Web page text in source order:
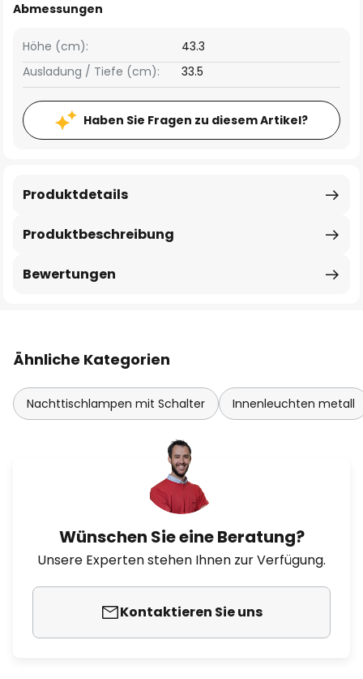
Abmessungen
Höhe (cm):
43.3
Ausladung / Tiefe (cm):
33.5
Haben Sie Fragen zu diesem Artikel?
Produktbeschreibung
Produktdetails
Bewertungen
Ähnliche Kategorien
Nachttischlampen mit Schalter Innenleuchten metall
Wünschen Sie eine Beratung?
Unsere Experten stehen Ihnen zur Verfügung.
Kontaktieren Sie uns